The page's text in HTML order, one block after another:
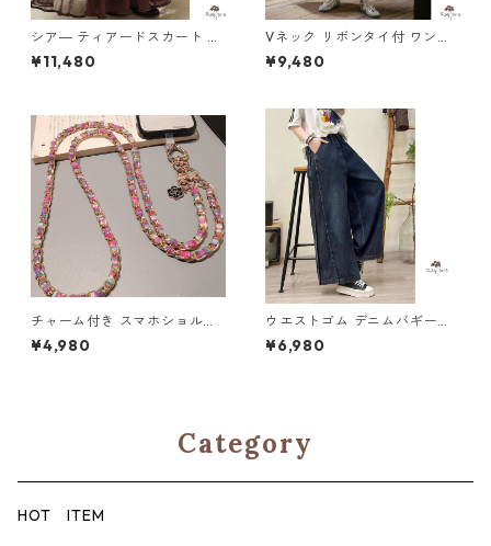
シア― ティアードスカート M
2col 250413
¥11,480
Vネック リボンタイ付 ワンピ
ース M 250182
¥9,480
チャーム付き スマホショルダ
ーストラップ 5col H 260122
¥4,980
ウエストゴム デニムバギーパ
ンツ 2col Y 260027
¥6,980
Category
HOT ITEM